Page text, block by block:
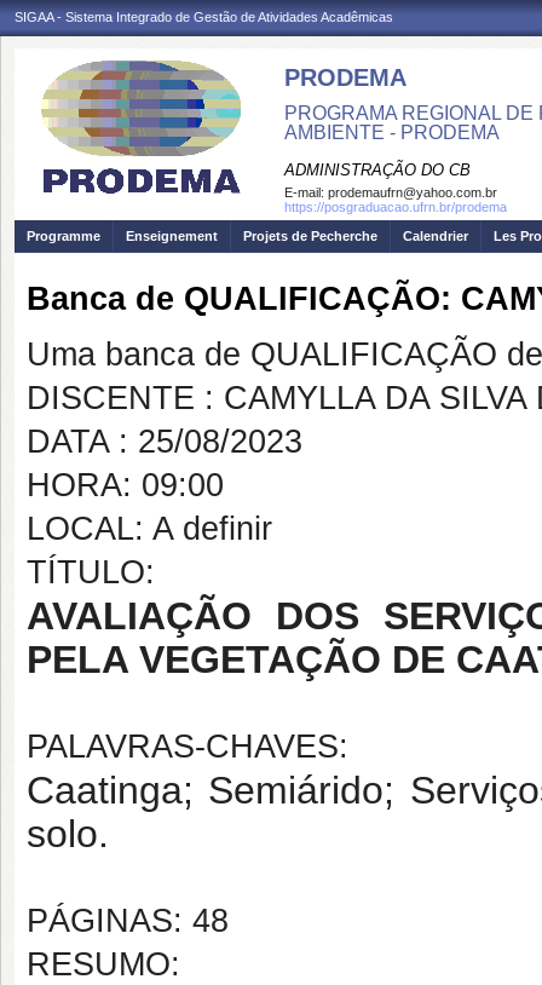
SIGAA - Sistema Integrado de Gestão de Atividades Acadêmicas
PRODEMA
PROGRAMA REGIONAL
AMBIENTE - PRODEMA
ADMINISTRAÇÃO DO CB
E-mail: prodemaufrn@yahoo.com.br
https://posgraduacao.ufrn.br/prodema
Programme
Enseignement Projets de Pecherche Calendrier Les
Banca de QUALIFICAÇÃO:
Uma banca de QUALIFICAÇÃO
DISCENTE : CAMYLLA DA SILVA
DATA : 25/08/2023
HORA: 09:00
LOCAL: A definir
TÍTULO:
AVALIAÇÃO DOS
PELA VEGETAÇÃO DE
PALAVRAS-CHAVES:
Caatinga; Semiárido;
solo.
PÁGINAS: 48
RESUMO: